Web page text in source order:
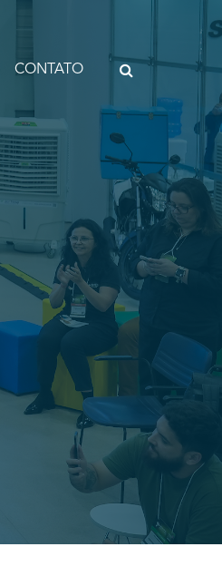
CONTATO